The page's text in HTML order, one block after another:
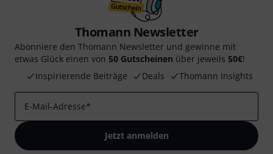
Thomann Newsletter
Abonniere den Thomann Newsletter und gewinne mit
etwas Glück einen von 50 Gutscheinen über jeweils 50€!
Inspirierende Beiträge
Deals Thomann Insights
E-Mail-Adresse*
Jetzt anmelden